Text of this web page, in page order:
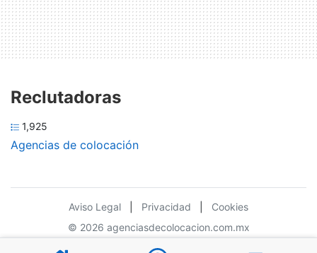
Reclutadoras
1,925
Agencias de colocación
Aviso Legal Privacidad
Cookies
© 2026 agenciasdecolocacion.com.mx